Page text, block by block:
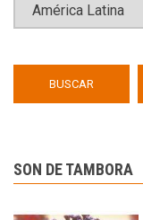
SON DE TAMBORA